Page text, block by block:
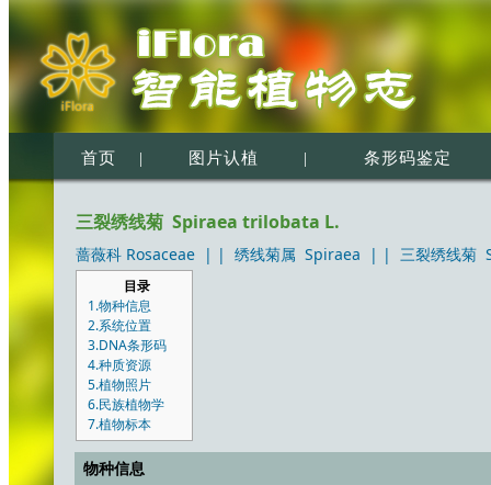
首页 | 图片认植 | 条形码鉴定
三裂绣线菊 Spiraea trilobata L.
蔷薇科 Rosaceae | | 绣线菊属 Spiraea | | 三裂绣线菊
目录
1.物种信息
2.系统位置
3.DNA条形码
4.种质资源
5.植物照片
6.民族植物学
7.植物标本
物种信息